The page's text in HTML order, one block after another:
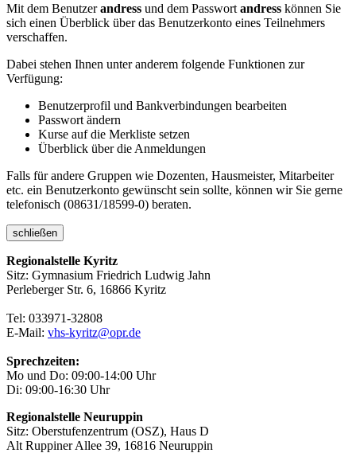
Mit dem Benutzerandress und dem Passwort andress können Sie
sich einen Überblick über das Benutzerkonto eines Teilnehmers
verschaffen.
Dabei stehen Ihnen unter anderem folgende Funktionen zur
Verfügung:
Benutzerprofil und Bankverbindungen bearbeiten
Passwort ändern
Kurse auf die Merkliste setzen
Überblick über die Anmeldungen
Falls für andere Gruppen wie Dozenten, Hausmeister, Mitarbeiter
etc. ein Benutzerkonto gewünscht sein sollte, können wir Sie gerne
telefonisch (08631/18599-0) beraten.
schließen
Regionalstelle Kyritz
Sitz: Gymnasium Friedrich Ludwig Jahn
Perleberger Str. 6, 16866 Kyritz
Tel: 033971-32808
E-Mail: vhs-kyritz@opr.de
Sprechzeiten:
Mo und Do: 09:00-14:00 Uhr
Di: 09:00-16:30 Uhr
Regionalstelle Neuruppin
Sitz: Oberstufenzentrum (OSZ), Haus D
Alt Ruppiner Allee 39, 16816 Neuruppin